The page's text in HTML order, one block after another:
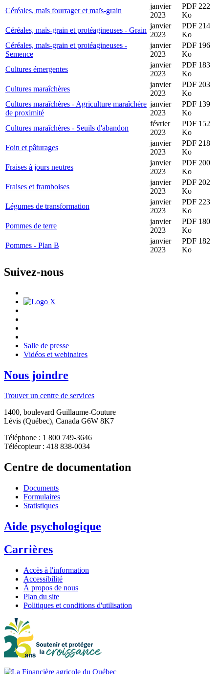
Céréales, maïs fourrager et maïs-grain
janvier
2023
PDF 222
Ko
Céréales, maïs-grain et protéagineuses - Grain
janvier
2023
PDF 214
Ko
Céréales, maïs-grain et protéagineuses -
Semence
janvier
2023
PDF 196
Ko
Cultures émergentes
janvier
2023
PDF 183
Ko
Cultures maraîchères
janvier
2023
PDF 203
Ko
Cultures maraîchères - Agriculture maraîchère
de proximité
janvier
2023
PDF 139
Ko
Cultures maraîchères - Seuils d'abandon
février
2023
PDF 152
Ko
Foin et pâturages
janvier
2023
PDF 218
Ko
Fraises à jours neutres
janvier
2023
PDF 200
Ko
Fraises et framboises
janvier
2023
PDF 202
Ko
Légumes de transformation
janvier
2023
PDF 223
Ko
Pommes de terre
janvier
2023
PDF 180
Ko
Pommes - Plan B
janvier
2023
PDF 182
Ko
Suivez-nous
Salle de presse
Vidéos et webinaires
Nous joindre
Trouver un centre de services
1400, boulevard Guillaume-Couture
Lévis (Québec), Canada G6W 8K7
Téléphone : 1 800 749-3646
Télécopieur : 418 838-0034
Centre de documentation
Documents
Formulaires
Statistiques
Aide psychologique
Carrières
Accès à l'information
Accessibilité
À propos de nous
Plan du site
Politiques et conditions d'utilisation